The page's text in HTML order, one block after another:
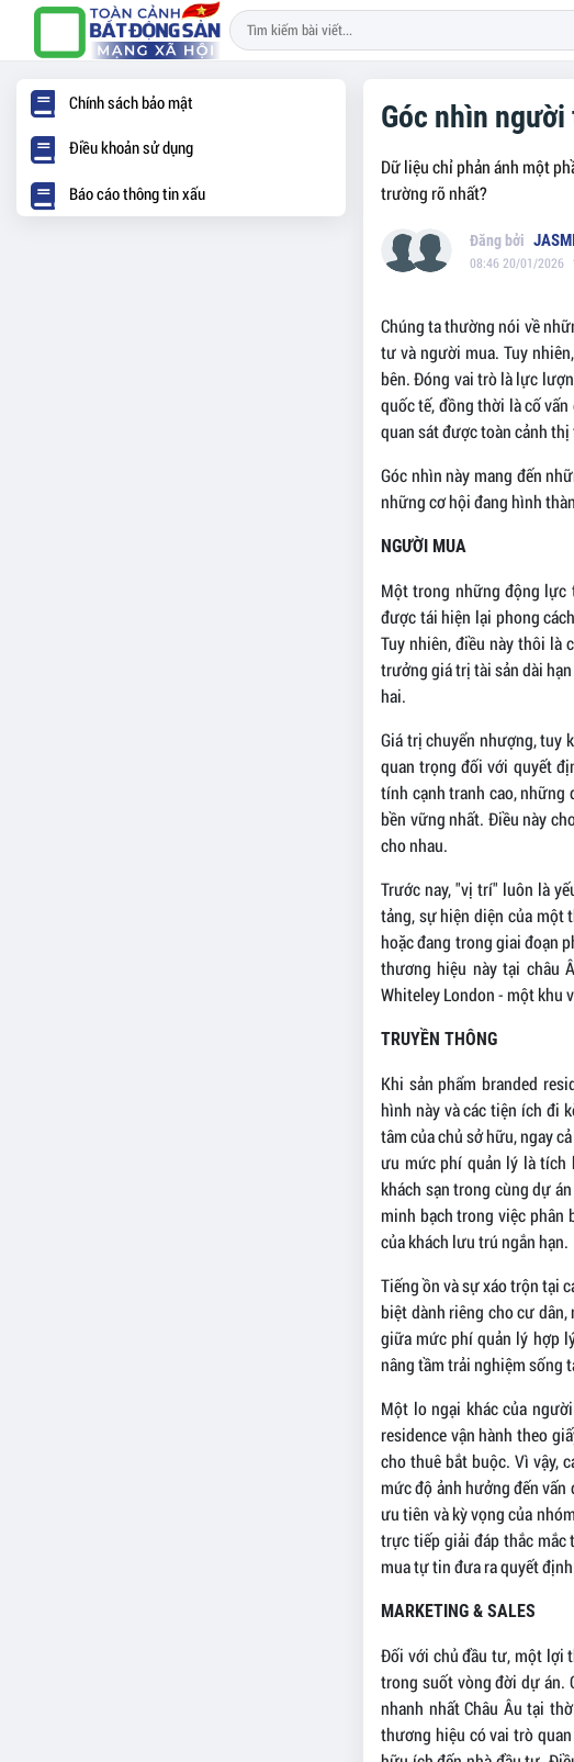
Góc nhìn
Dữ liệu chỉ phản ánh một
trường rõ nhất?
08:46 20/01/2026
Chúng ta thường nói về
tư và người mua. Tuy
bên. Đóng vai trò là lực
quốc tế, đồng thời là cố
quan sát được toàn cảnh
Góc nhìn này mang đến
những cơ hội đang hình
NGƯỜI MUA
Một trong những động lực
được tái hiện lại phong
Tuy nhiên, điều này thôi là
trưởng giá trị tài sản dài
hai.
Giá trị chuyển nhượng, tuy
quan trọng đối với quyết
tính cạnh tranh cao,
bền vững nhất. Điều này
cho nhau.
Trước nay, "vị trí" luôn là
tảng, sự hiện diện của một
hoặc đang trong giai đoạn
thương hiệu này tại châu
Whiteley London - một khu
TRUYỀN THÔNG
Khi sản phẩm branded
hình này và các tiện ích đi
tâm của chủ sở hữu, ngay
ưu mức phí quản lý là tích
khách sạn trong cùng dự
minh bạch trong việc phân
của khách lưu trú ngắn hạn.
Tiếng ồn và sự xáo trộn tại
biệt dành riêng cho cư
giữa mức phí quản lý hợp
nâng tầm trải nghiệm sống
Một lo ngại khác của
residence vận hành theo
cho thuê bắt buộc. Vì vậy,
mức độ ảnh hưởng đến
ưu tiên và kỳ vọng của
trực tiếp giải đáp thắc mắc
mua tự tin đưa ra quyết
MARKETING & SALES
Đối với chủ đầu tư, một lợi
trong suốt vòng đời dự án.
nhanh nhất Châu Âu tại
thương hiệu có vai trò
Chính sách bảo mật
Điều khoản sử dụng
Báo cáo thông tin xấu